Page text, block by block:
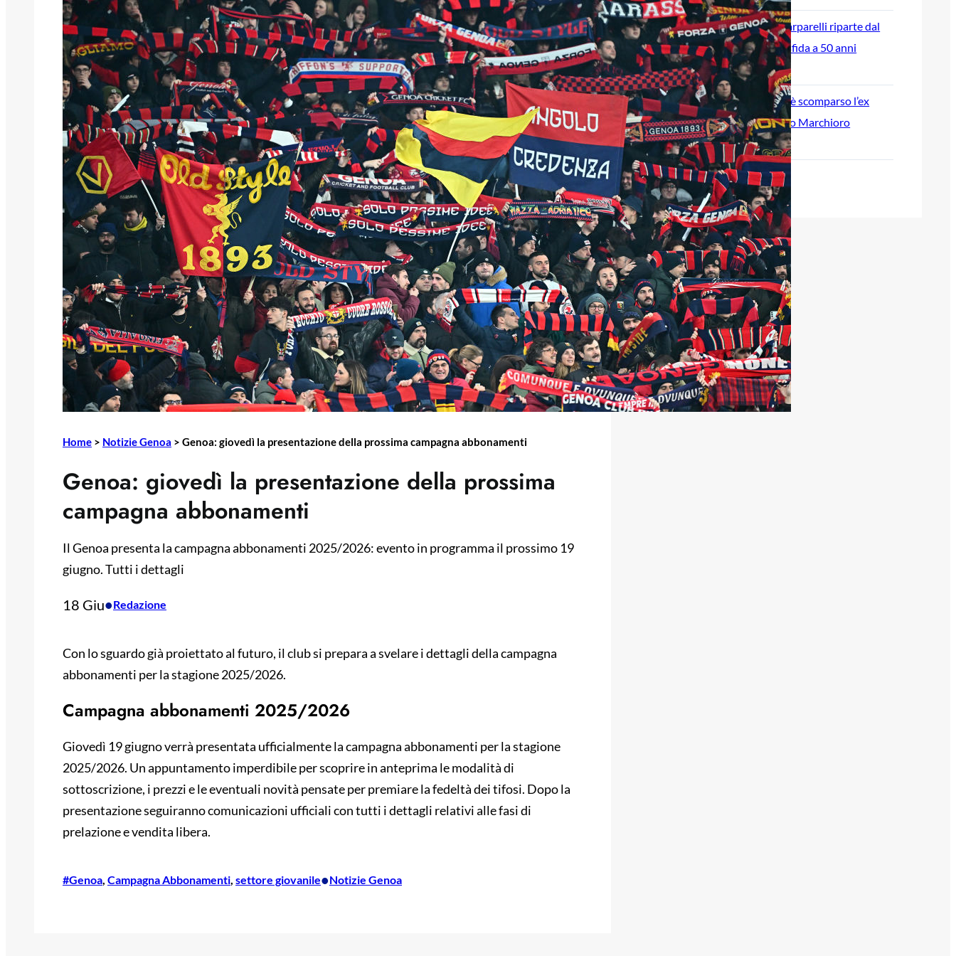
Home > Notizie Genoa > Genoa: giovedì la presentazione della prossima campagna abbonamenti
Genoa: giovedì la presentazione della prossima
campagna abbonamenti
Il Genoa presenta la campagna abbonamenti 2025/2026: evento in programma il prossimo 19
giugno. Tutti i dettagli
18 Giu•Redazione
Con lo sguardo già proiettato al futuro, il club si prepara a svelare i dettagli della campagna
abbonamenti per la stagione 2025/2026.
Campagna abbonamenti 2025/2026
Giovedì 19 giugno verrà presentata ufficialmente la campagna abbonamenti per la stagione
2025/2026. Un appuntamento imperdibile per scoprire in anteprima le modalità di
sottoscrizione, i prezzi e le eventuali novità pensate per premiare la fedeltà dei tifosi. Dopo la
presentazione seguiranno comunicazioni ufficiali con tutti i dettagli relativi alle fasi di
prelazione e vendita libera.
#Genoa, Campagna Abbonamenti, settore giovanile•Notizie Genoa
L’ex rossoblù Carparelli riparte dal
Cisano: nuova sfida a 50 anni
6 Agosto 2026
Genoa in lutto: è scomparso l’ex
allenatore Pippo Marchioro
6 Agosto 2026